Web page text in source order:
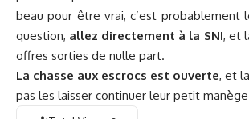
beau pour être vrai, c’est probablement
question, allez directement à la SNI, et
offres sorties de nulle part.
La chasse aux escrocs est ouverte, et
pas les laisser continuer leur petit